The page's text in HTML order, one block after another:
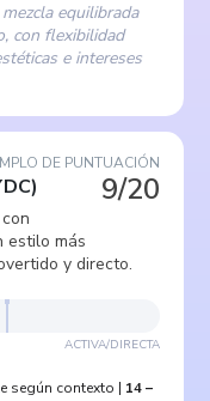
equilibrada
con flexibilidad
e intereses
DE PUNTUACIÓN
9/20
)
estilo más
y directo.
ACTIVA/DIRECTA
según contexto | 14–